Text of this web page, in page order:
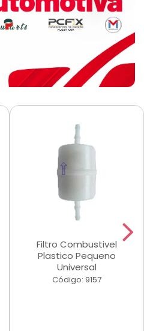
Filtro Combustivel
Plastico Pequeno
Universal
Código: 9157